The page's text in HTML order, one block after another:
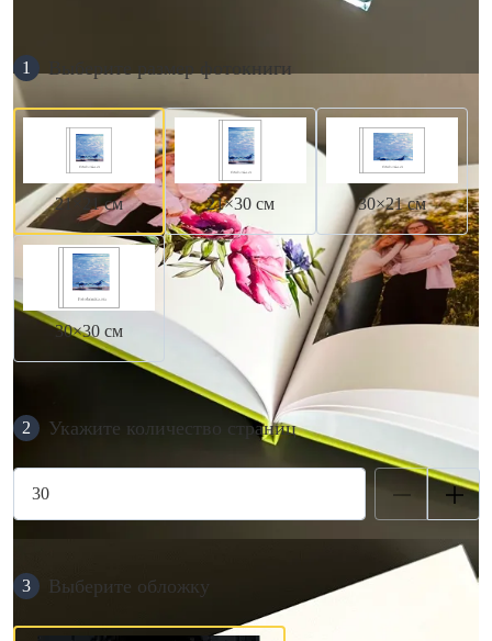
1 Выберите размер фотокниги
21×21 см 21×30 см 30×21 см
30×30 см
2 Укажите количество страниц
3 Выберите обложку